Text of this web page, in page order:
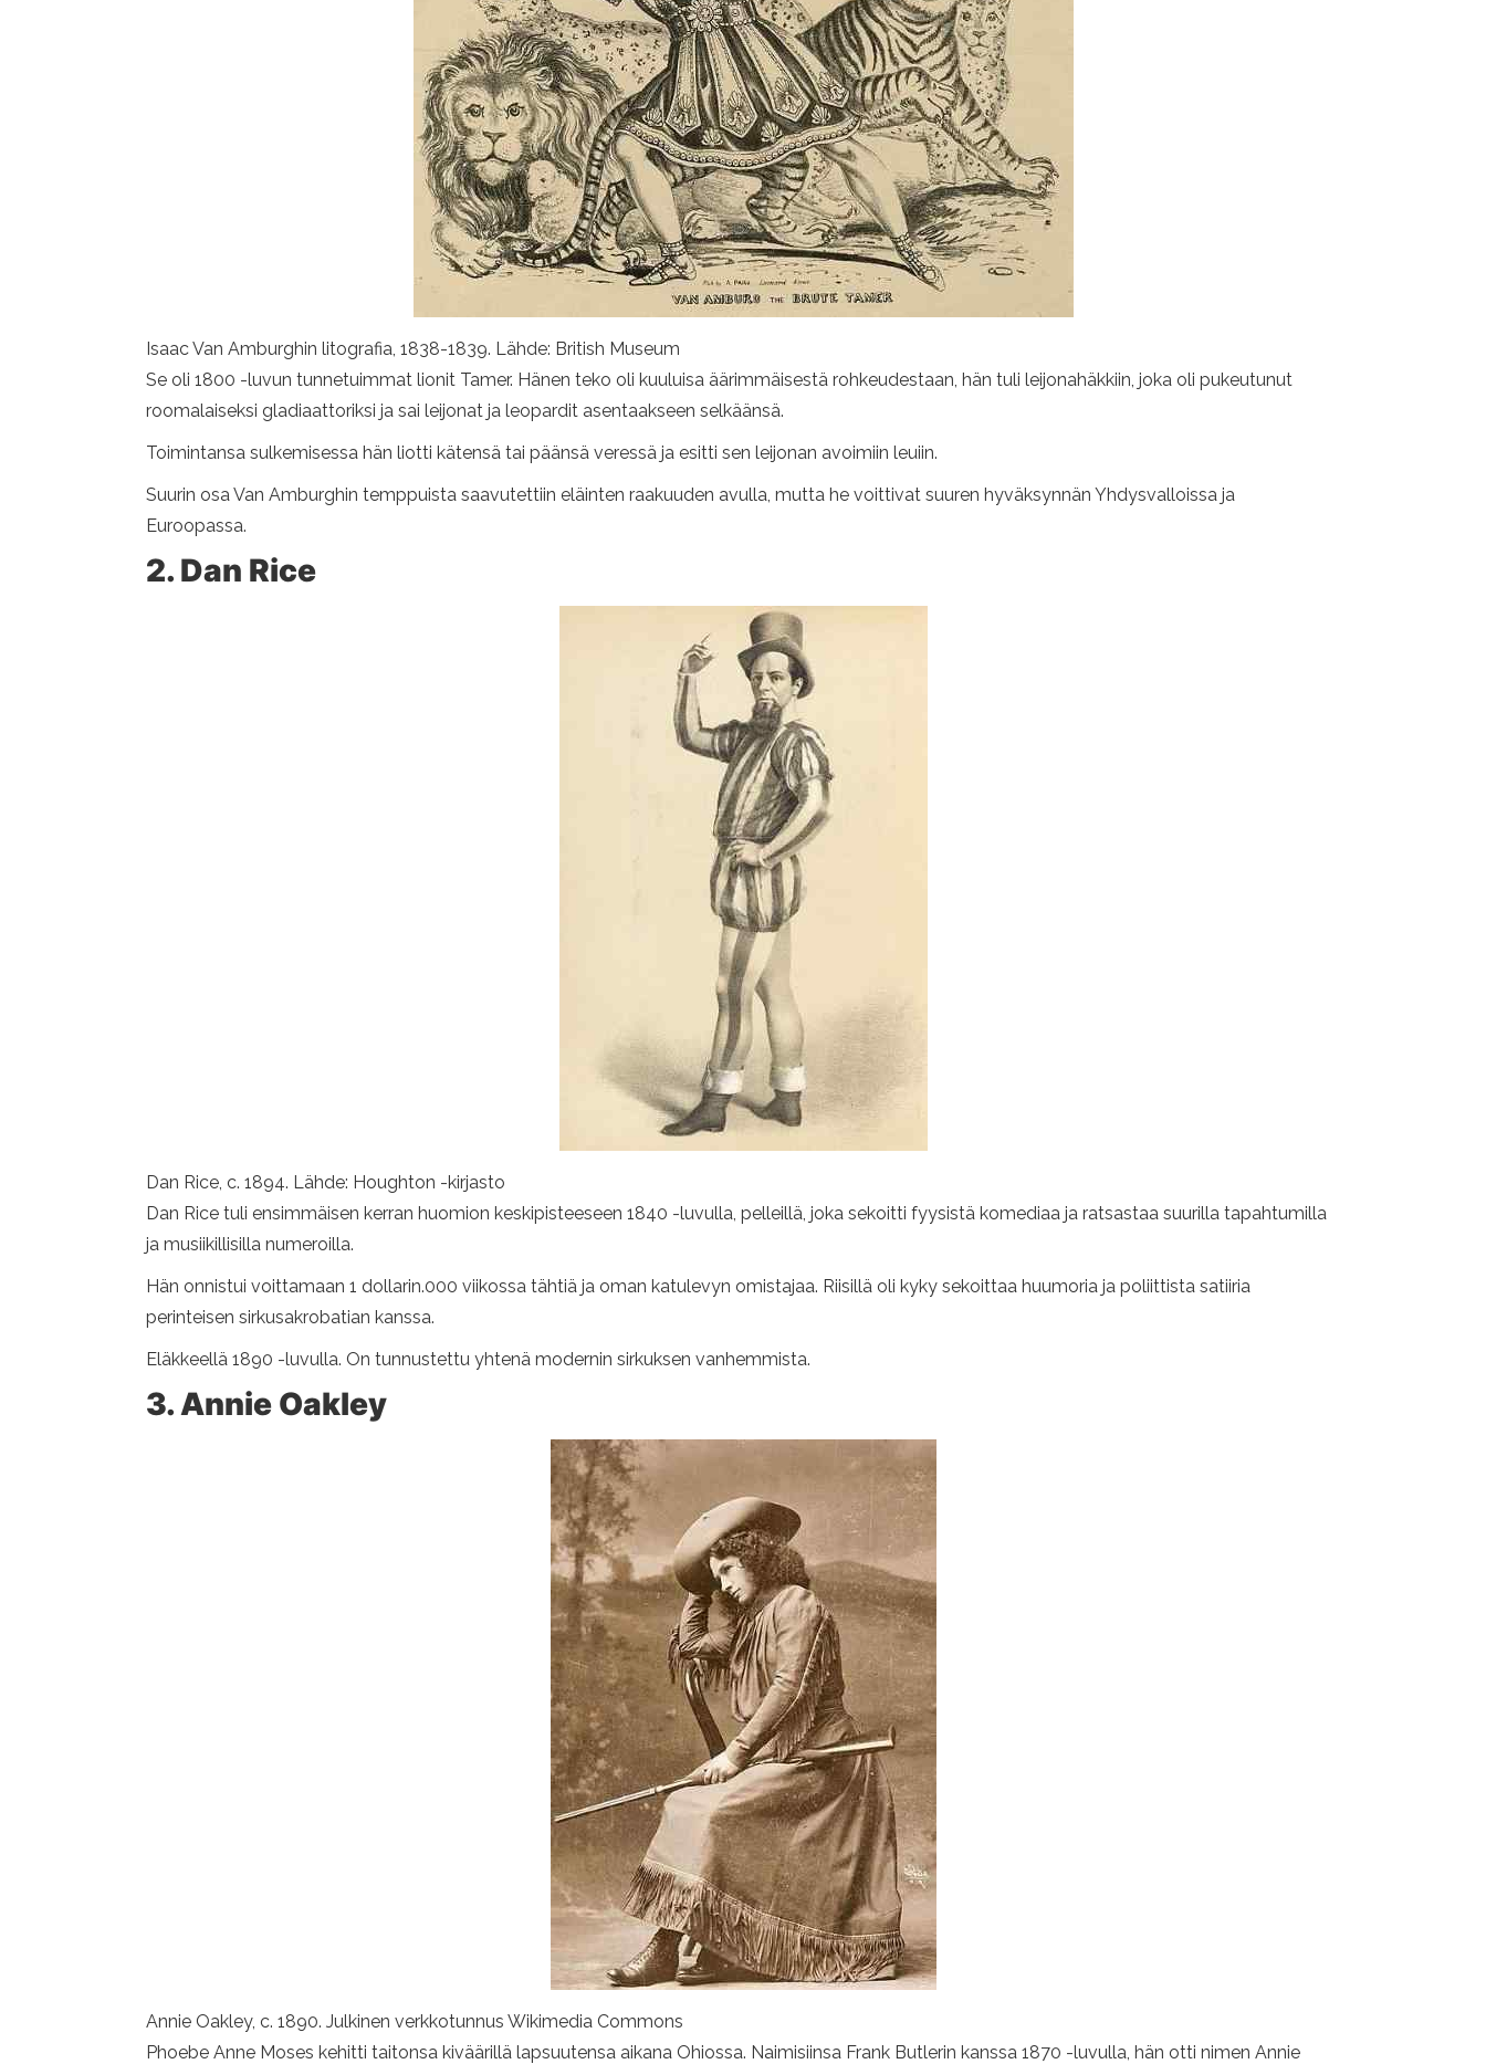
Isaac Van Amburghin litografia, 1838-1839. Lähde: British Museum
Se oli 1800 -luvun tunnetuimmat lionit Tamer. Hänen teko oli kuuluisa äärimmäisestä rohkeudestaan, hän tuli leijonahäkkiin, joka oli pukeutunut
roomalaiseksi gladiaattoriksi ja sai leijonat ja leopardit asentaakseen selkäänsä.
Toimintansa sulkemisessa hän liotti kätensä tai päänsä veressä ja esitti sen leijonan avoimiin leuiin.
Suurin osa Van Amburghin temppuista saavutettiin eläinten raakuuden avulla, mutta he voittivat suuren hyväksynnän Yhdysvalloissa ja
Euroopassa.
2. Dan Rice
Dan Rice, c. 1894. Lähde: Houghton -kirjasto
Dan Rice tuli ensimmäisen kerran huomion keskipisteeseen 1840 -luvulla, pelleillä, joka sekoitti fyysistä komediaa ja ratsastaa suurilla tapahtumilla
ja musiikillisilla numeroilla.
Hän onnistui voittamaan 1 dollarin.000 viikossa tähtiä ja oman katulevyn omistajaa. Riisillä oli kyky sekoittaa huumoria ja poliittista satiiria
perinteisen sirkusakrobatian kanssa.
Eläkkeellä 1890 -luvulla. On tunnustettu yhtenä modernin sirkuksen vanhemmista.
3. Annie Oakley
Annie Oakley, c. 1890. Julkinen verkkotunnus Wikimedia Commons
Phoebe Anne Moses kehitti taitonsa kiväärillä lapsuutensa aikana Ohiossa. Naimisiinsa Frank Butlerin kanssa 1870 -luvulla, hän otti nimen Annie